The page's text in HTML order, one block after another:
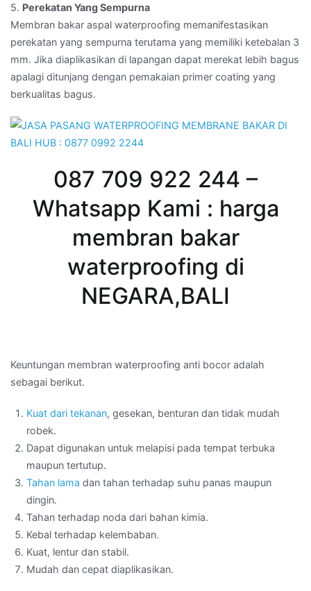
5. Perekatan Yang Sempurna
Membran bakar aspal waterproofing memanifestasikan
perekatan yang sempurna terutama yang memiliki ketebalan 3
mm. Jika diaplikasikan di lapangan dapat merekat lebih bagus
apalagi ditunjang dengan pemakaian primer coating yang
berkualitas bagus.
087 709 922 244 –
Whatsapp Kami : harga
membran bakar
waterproofing di
NEGARA,BALI
Keuntungan membran waterproofing anti bocor adalah
sebagai berikut.
Kuat dari tekanan, gesekan, benturan dan tidak mudah
robek.
Dapat digunakan untuk melapisi pada tempat terbuka
maupun tertutup.
Tahan lama dan tahan terhadap suhu panas maupun
dingin.
Tahan terhadap noda dari bahan kimia.
Kebal terhadap kelembaban.
Kuat, lentur dan stabil.
Mudah dan cepat diaplikasikan.